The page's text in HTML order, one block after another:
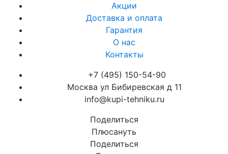
Акции
Доставка и оплата
Гарантия
О нас
Контакты
+7 (495) 150-54-90
Москва ул Бибиревская д 11
info@kupi-tehniku.ru
Поделиться
Плюсануть
Поделиться